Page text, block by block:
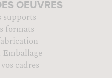
OEUVRES
supports
formats
cadres